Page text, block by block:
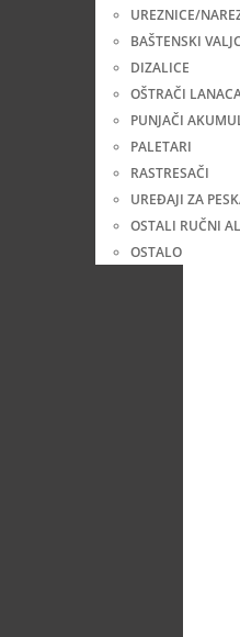
UREZNICE/
BAŠTENSKI
DIZALICE
OŠTRAČI
PUNJAČI
PALETARI
RASTRESAČI
UREĐAJI ZA
OSTALI RUČNI
OSTALO